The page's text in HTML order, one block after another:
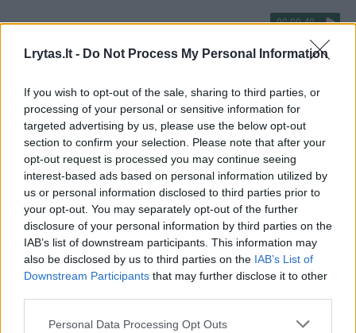
Lrytas.lt - Do Not Process My Personal Information
If you wish to opt-out of the sale, sharing to third parties, or
processing of your personal or sensitive information for
targeted advertising by us, please use the below opt-out
section to confirm your selection. Please note that after your
opt-out request is processed you may continue seeing
interest-based ads based on personal information utilized by
us or personal information disclosed to third parties prior to
your opt-out. You may separately opt-out of the further
disclosure of your personal information by third parties on the
IAB’s list of downstream participants. This information may
also be disclosed by us to third parties on the IAB’s List of
Downstream Participants that may further disclose it to other
Personal Data Processing Opt Outs
00:00:40
Dronai Vokietijoje kelia vis daugiau klausimų: du
pastebėti virš karinės bazės
Visi įrašai
Žiūrimiausi įrašai
00:00:30
Vaizdai iš tragiškos avarijos Vilniaus r.: dviejų moterų ir
vaiko gyvybių išgelbėti nepavyko